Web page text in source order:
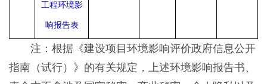
工程环境影
响报告表
注：根据《建设项目环境影响评价政府信息公开
指南（试行）》的有关规定，上述环境影响报告书、